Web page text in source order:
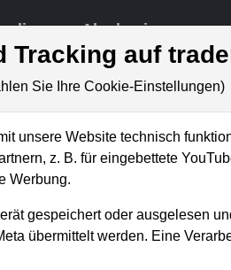
Akademie
- unser
Tracking auf
Sie Ihre Cookie-Einstellungen)
unsere Website technisch
z. B. für eingebettete
Werbung.
gespeichert oder ausgelesen
übermittelt werden. Eine